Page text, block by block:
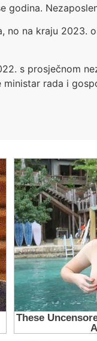
no na kraju 2023.
s prosječnom
rada i